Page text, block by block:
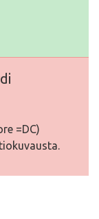
=DC)